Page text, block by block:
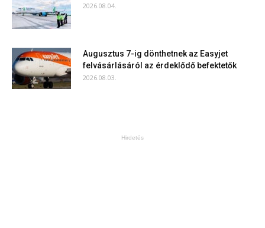
2026.08.04.
Augusztus 7-ig dönthetnek az Easyjet
felvásárlásáról az érdeklődő befektetők
2026.08.03.
Hirdetés